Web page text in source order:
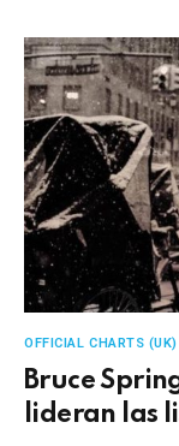
OFFICIAL CHARTS (UK)
Bruce
lideran las